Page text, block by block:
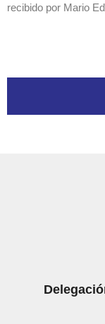
recibido por Mario